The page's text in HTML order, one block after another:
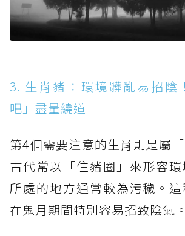
3. 生肖豬：環境髒亂易招陰
吧」盡量繞道
第4個需要注意的生肖則是屬
古代常以「住豬圈」來形容
所處的地方通常較為污穢。
在鬼月期間特別容易招致陰氣。